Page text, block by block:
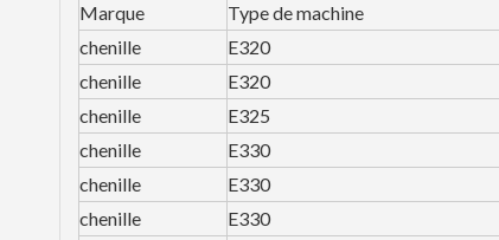
Marque Type de machine
chenille
E320
chenille
E320
chenille
E325
chenille
E330
chenille
E330
chenille
E330